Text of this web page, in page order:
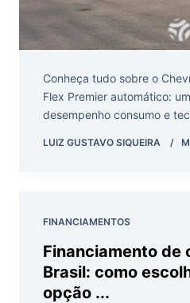
Conheça tudo sobre o
Flex Premier automático:
desempenho consumo e
LUIZ GUSTAVO SIQUEIRA
FINANCIAMENTOS
Financiamento de
Brasil: como
opção ...